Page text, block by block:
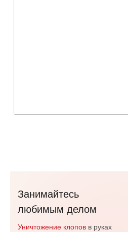
Занимайтесь
любимым делом
Уничтожение клопов в руках